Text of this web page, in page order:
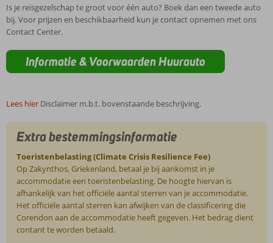
Is je reisgezelschap te groot voor één auto? Boek dan een tweede auto
bij. Voor prijzen en beschikbaarheid kun je contact opnemen met ons
Contact Center.
Informatie & Voorwaarden Huurauto
Lees hier Disclaimer m.b.t. bovenstaande beschrijving.
Extra bestemmingsinformatie
Toeristenbelasting (Climate Crisis Resilience Fee)
Op Zakynthos, Griekenland, betaal je bij aankomst in je
accommodatie een toeristenbelasting. De hoogte hiervan is
afhankelijk van het officiële aantal sterren van je accommodatie.
Het officiële aantal sterren kan afwijken van de classificering die
Corendon aan de accommodatie heeft gegeven. Het bedrag dient
contant te worden betaald.